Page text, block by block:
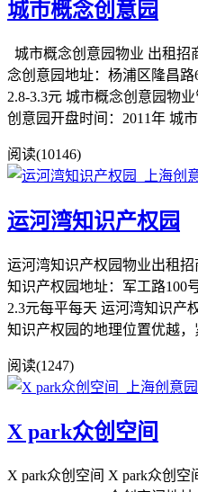
城市概念创意园
城市概念创意园物业 出租招
念创意园地址：杨浦区隆昌路
2.8-3.3元 城市概念创意园物
创意园开盘时间：2011年 城
阅读(10146)
运河湾知识产权园
运河湾知识产权园物业出租招
知识产权园地址：军工路100
2.3元每平每天 运河湾知识产
知识产权园的地理位置优越
阅读(1247)
X park众创空间
X park众创空间 X park众创空